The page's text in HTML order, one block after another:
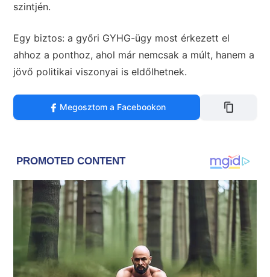
szintjén.
Egy biztos: a győri GYHG-ügy most érkezett el
ahhoz a ponthoz, ahol már nemcsak a múlt, hanem a
jövő politikai viszonyai is eldőlhetnek.
Megosztom a Facebookon